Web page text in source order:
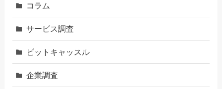
コラム
サービス調査
ビットキャッスル
企業調査